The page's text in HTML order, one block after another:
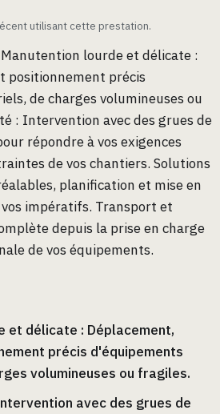
utilisant cette prestation.
lourde et délicate :
positionnement précis
de charges volumineuses ou
: Intervention avec des grues de
répondre à vos exigences
de vos chantiers. Solutions
planification et mise en
impératifs. Transport et
depuis la prise en charge
de vos équipements.
et délicate : Déplacement,
précis d'équipements
volumineuses ou fragiles.
avec des grues de